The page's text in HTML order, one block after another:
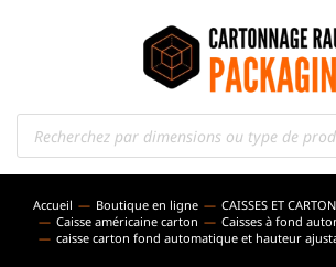
Vous êtes ici :
Accueil Boutique en ligne
CAISSES ET
Caisse américaine carton
Caisses à fond
caisse carton fond automatique et hauteur